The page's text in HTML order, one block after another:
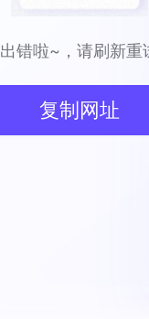
出错啦~，请刷新重
复制网址